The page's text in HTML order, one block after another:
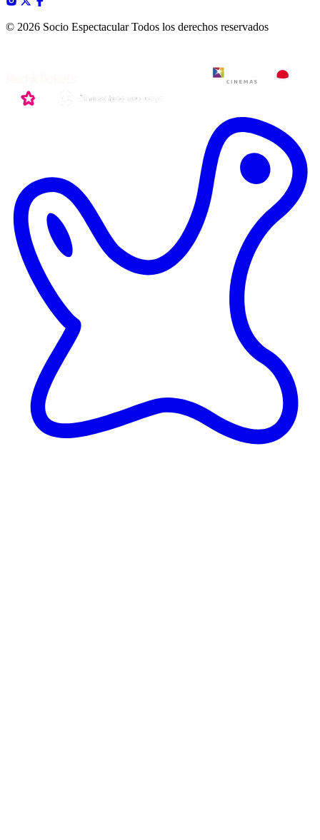
© 2026 Socio Espectacular Todos los derechos reservados